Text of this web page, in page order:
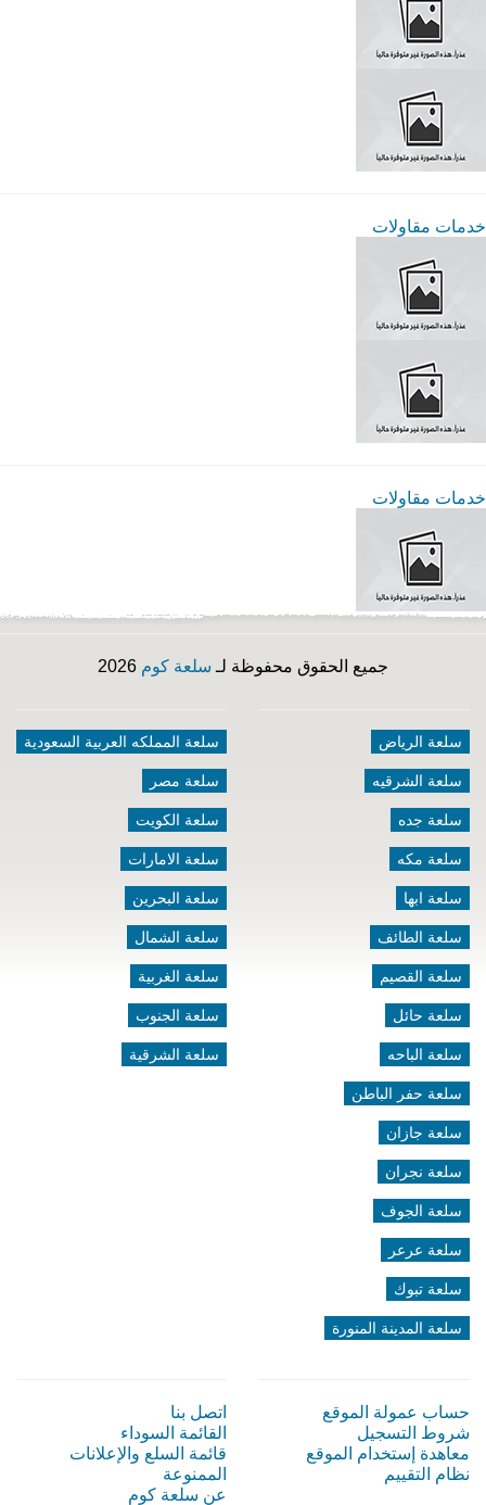
خدمات مقاولات
خدمات مقاولات
جميع الحقوق محفوظة لـ سلعة كوم
سلعة الرياض
سلعة الشرقيه
سلعة جده
سلعة مكه
سلعة ابها
سلعة الطائف
سلعة القصيم
سلعة حائل
سلعة الباحه
سلعة حفر الباطن
سلعة جازان
سلعة نجران
سلعة الجوف
سلعة عرعر
سلعة تبوك
سلعة المدينة المنورة
سلعة المملكه العربية السعودية
سلعة مصر
سلعة الكويت
سلعة الامارات
سلعة البحرين
سلعة الشمال
سلعة الغربية
سلعة الجنوب
سلعة الشرقية
حساب عمولة الموقع
شروط التسجيل
معاهدة إستخدام الموقع
نظام التقييم
اتصل بنا
القائمة السوداء
قائمة السلع والإعلانات
الممنوعة
عن سلعة كوم